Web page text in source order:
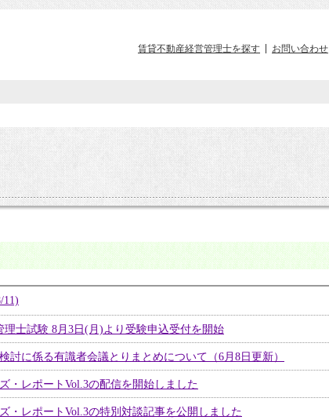
賃貸不動産経営管理士を探す お問い合わせ
11)
士試験 8月3日(月)より受験申込受付を開始
討に係る有識者会議とりまとめについて（6月8日更新）
・レポートVol.3の配信を開始しました
・レポートVol.3の特別対談記事を公開しました